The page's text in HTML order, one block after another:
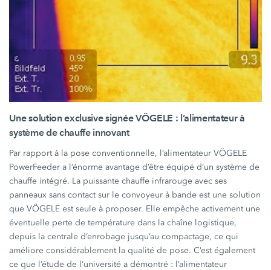
Une solution exclusive signée VÖGELE : l’alimentateur à
système de chauffe innovant
Par rapport à la pose conventionnelle, l’alimentateur VÖGELE
PowerFeeder a l’énorme avantage d’être équipé d’un système de
chauffe intégré. La puissante chauffe infrarouge avec ses
panneaux sans contact sur le convoyeur à bande est une solution
que VÖGELE est seule à proposer. Elle empêche activement une
éventuelle perte de température dans la chaîne logistique,
depuis la centrale d’enrobage jusqu’au compactage, ce qui
améliore considérablement la qualité de pose. C’est également
ce que l’étude de l‘université a démontré : l’alimentateur